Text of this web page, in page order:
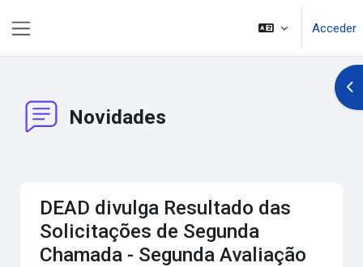
Acceder
Novidades
DEAD divulga Resultado das
Solicitações de Segunda
Chamada - Segunda Avaliação